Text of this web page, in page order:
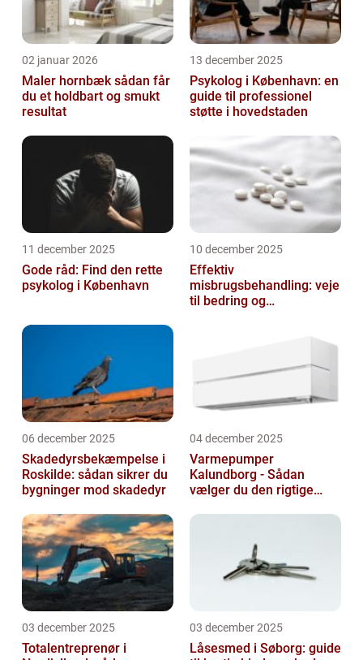
02 januar 2026
Maler hornbæk sådan får
du et holdbart og smukt
resultat
13 december 2025
Psykolog i København: en
guide til professionel
støtte i hovedstaden
11 december 2025
Gode råd: Find den rette
psykolog i København
10 december 2025
Effektiv
misbrugsbehandling: veje
til bedring og
06 december 2025
Skadedyrsbekæmpelse i
Roskilde: sådan sikrer du
bygninger mod skadedyr
04 december 2025
Varmepumper
Kalundborg - Sådan
vælger du den rigtige
03 december 2025
Totalentreprenør i
03 december 2025
Låsesmed i Søborg: guide